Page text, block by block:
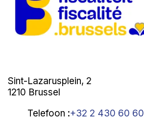
Sint-Lazarusplein, 2
1210 Brussel
Telefoon :+32 2 430 60 60